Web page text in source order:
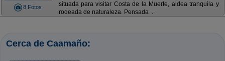
8 Fotos
situada para visitar Costa de la Muerte, aldea tranquila y
rodeada de naturaleza. Pensada ...
Cerca de Caamaño: